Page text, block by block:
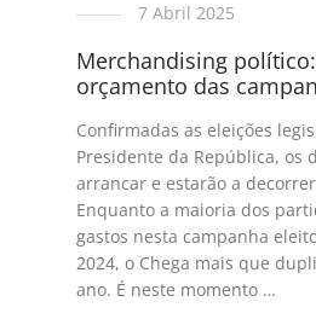
7 Abril 2025
Merchandising
orçamento das
Confirmadas as eleições
Presidente da República, os
arrancar e estarão a
Enquanto a maioria dos
gastos nesta campanha
2024, o Chega mais que
ano. É neste momento …